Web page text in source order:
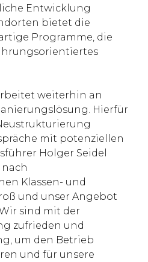
Entwicklung
bietet die
Programme, die
weiterhin an
Hierfür
mit potenziellen
Holger Seidel
nach
Klassen- und
und unser Angebot
sind mit der
zufrieden und
um den Betrieb
und für unsere